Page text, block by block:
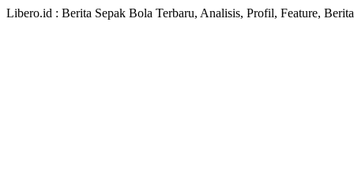
Libero.id : Berita Sepak Bola Terbaru, Analisis, Profil, Feature,